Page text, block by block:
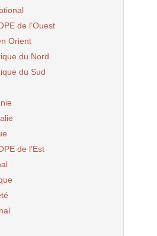
de l’Ouest
Orient
du Nord
du Sud
de l’Est